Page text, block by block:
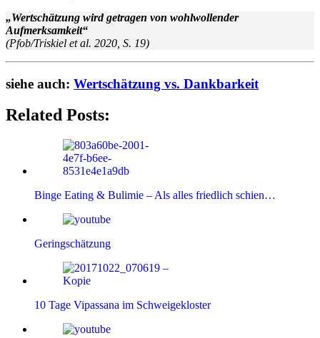
„Wertschätzung wird getragen von wohlwollender
Aufmerksamkeit“
(Pfob/Triskiel et al. 2020, S. 19)
siehe auch: Wertschätzung vs. Dankbarkeit
Related Posts:
Binge Eating & Bulimie – Als alles friedlich schien…
Geringschätzung
10 Tage Vipassana im Schweigekloster